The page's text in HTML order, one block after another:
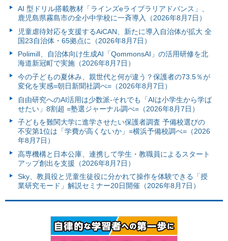
AI 型ドリル搭載教材「ラインズeライブラリアドバンス」、
鹿児島県霧島市の全小中学校に一斉導入（2026年8月7日）
児童虐待対応を支援するAiCAN、新たに導入自治体が拡大 全
国23自治体・65拠点に（2026年8月7日）
Polimill、自治体向け生成AI「QommonsAI」の活用研修を北
海道新冠町で実施（2026年8月7日）
今の子どもの夏休み、親世代と何が違う？保護者の73.5％が
変化を実感=朝日新聞社調べ=（2026年8月7日）
自由研究へのAI活用は少数派-それでも「AIは小学生から学ば
せたい」8割超 =塾選ジャーナル調べ=（2026年8月7日）
子どもを難関大学に進学させたい保護者調査 予備校選びの
不安第1位は「学費が高くないか」=横浜予備校調べ=（2026
年8月7日）
高専機構と日本公庫、連携して学生・教職員によるスタート
アップ創出を支援（2026年8月7日）
Sky、教員役と児童生徒役に分かれて操作を体験できる「授
業研究モード」解説セミナー20日開催（2026年8月7日）